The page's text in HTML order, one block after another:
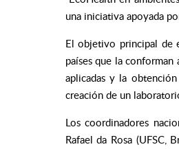
una iniciativa apoyada
El objetivo principal de
países que la
aplicadas y la
creación de un
Los coordinadores
Rafael da Rosa (UFSC,